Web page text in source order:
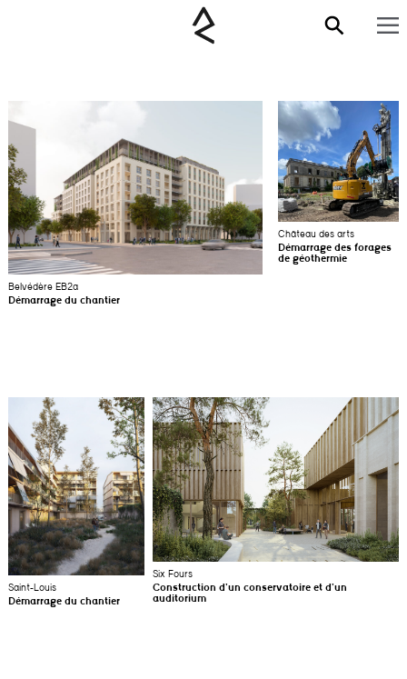
Belvédère EB2a
Démarrage du chantier
Château des arts
Démarrage des forages
de géothermie
Saint-Louis
Démarrage du chantier
Six Fours
Construction d’un conservatoire et d’un
auditorium